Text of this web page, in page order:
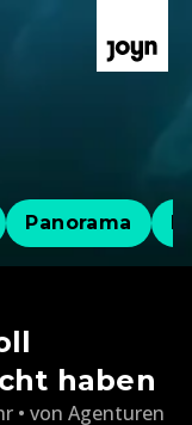
Panorama
haben
von Agenturen